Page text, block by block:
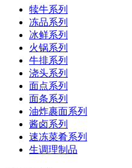
犊牛系列
冻品系列
冰鲜系列
火锅系列
牛排系列
浇头系列
面点系列
面条系列
油炸裹面系列
酱卤系列
速冻菜肴系列
生调理制品